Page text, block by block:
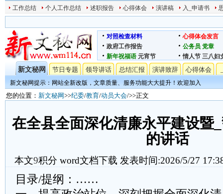
工作总结 个人工作总结 述职报告 心得体会 演讲稿 入_申请书
对照检查材料
心得体会发言
政府工作报告
公务员 党章
新年祝福语 元宵节 情人节 三八妇
新文秘网 节日专题 领导讲话 总结汇报 演讲致辞 心得体会
新文秘网提示：网站全新改版，文章质量、服务功能大大提升！欢迎加入
您的位置： 新文秘网>>纪委/教育/动员大会/>>正文
在全县全面深化清廉永平建设暨
的讲话
本文9积分 word文档下载 发表时间:2026/5/27
目录/提纲：……